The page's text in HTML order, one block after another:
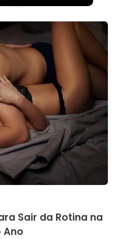
Sair da Rotina na
Ano